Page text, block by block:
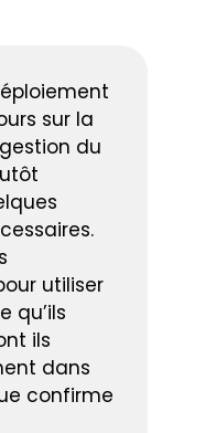
sur la
du
utiliser
qu’ils
ils
dans
confirme